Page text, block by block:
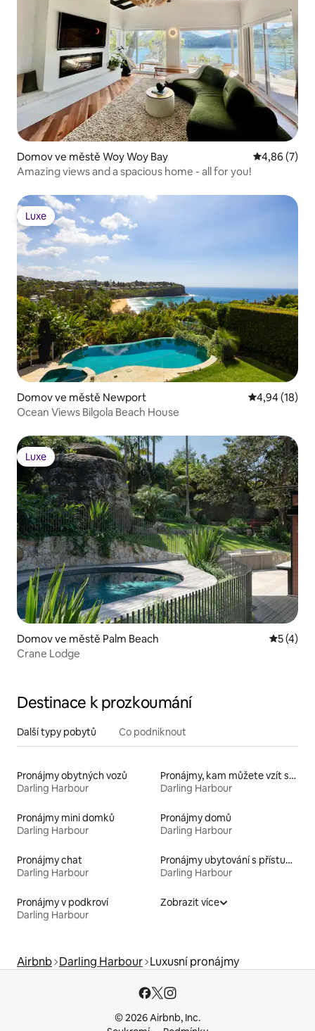
Domov ve městě Woy Woy Bay Průměrné
4,86 (7)
Amazing views and a spacious home - all for you!
Luxe
Luxe
Domov ve městě Newport Průměrné
4,94 (18)
Ocean Views Bilgola Beach House
Luxe
Luxe
Domov ve městě Palm Beach
5 (4)
Crane Lodge
Destinace k prozkoumání
Další typy pobytů Co podniknout
Pronájmy obytných vozů
Darling Harbour
Pronájmy, kam můžete vzít své domácí mazlíčky
Darling Harbour
Pronájmy mini domků
Darling Harbour
Pronájmy domů
Darling Harbour
Pronájmy chat
Darling Harbour
Pronájmy ubytování s přístupem na pláž
Darling Harbour
Pronájmy v podkroví
Darling Harbour
Zobrazit více
Airbnb Darling Harbour Luxusní pronájmy
© 2026 Airbnb, Inc.